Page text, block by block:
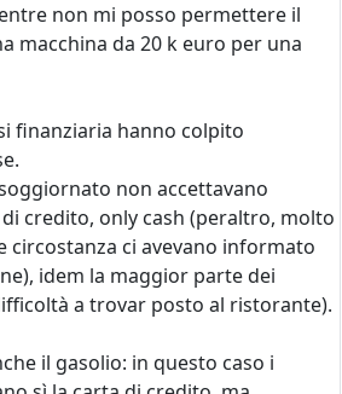
non mi posso permettere il
macchina da 20 k euro per una
finanziaria hanno colpito
non accettavano
credito, only cash (peraltro, molto
circostanza ci avevano informato
idem la maggior parte dei
a trovar posto al ristorante).
il gasolio: in questo caso i